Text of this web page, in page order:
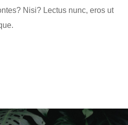
Nisi? Lectus nunc, eros ut